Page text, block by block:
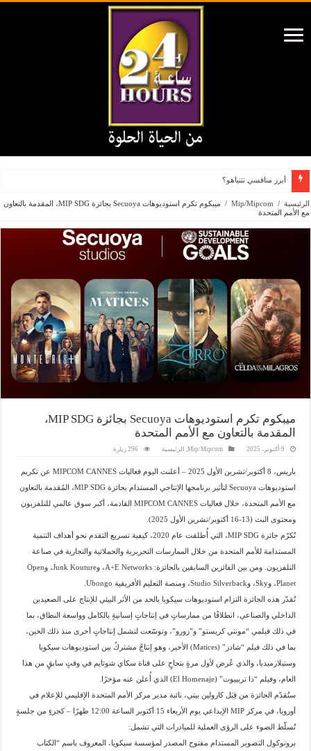
أبرز منافسي نتنياهو؟
الرئيسية /
Mip/Mipcom
/
ميبكوم تكرم استوديوهات Secuoya بجائزة MIP SDG، المقدمة بالتعاون
مع الأمم المتحدة
ميبكوم تكرم استوديوهات Secuoya بجائزة MIP SDG،
المقدمة بالتعاون مع الأمم المتحدة
9 أكتوبر، 2025 Mip/Mipcom
, الرئيسية 296 زيارة
باريس، 8 أكتوبر/تشرين الأول 2025 – أعلنت اليوم فعاليات MIPCOM CANNES عن تكريم
استوديوهات Secuoya لتأثير برنامجها الإنتاجي المستدام بجائزة MIP SDG، المُقدمة بالتعاون
مع الأمم المتحدة، خلال فعاليات MIPCOM CANNES القادمة، أكبر سوق عالمي للتلفزيون
ومحتوى البث (13-16 أكتوبر/تشرين الأول 2025).
تُكرّم جائزة MIP SDG، التي أُطلقت عام 2020، كيفية تسريع التقدم نحو أهداف التنمية
المستدامة للأمم المتحدة من خلال الممارسات التحريرية والحملاتية والتجارية في صناعة
التلفزيون. ومن بين الفائزين السابقين بالجائزة: A+E Networks، وJunk Kouture، وOpen
Planet، وSky، وStudio Silverback، ومنصة التعليم الأفريقية Ubongo.
تُقدّر هذه الجائزة التزام استوديوهات سيكويا بالحد من الأثر البيئي للإنتاج على الصعيدين
الداخلي والصناعي، انطلاقًا من ممارساتٍ في إنتاجاتٍ إسبانيةٍ بالكامل وواسعة النطاق، بما
في ذلك فيلمي “مونتي كريستو” و”زورو”، وتوسّعت لتشمل إنتاجاتٍ أخرى منذ ذلك الحين،
بما في ذلك فيلم “شادز” (Matices) الأخير، وهو إنتاجٌ مشتركٌ بين استوديوهات سيكويا
وستيلارميديا، والذي عُرض لأول مرةٍ بنجاحٍ على قناة سكاي شوتايم في وقتٍ سابقٍ من هذا
العام، وفيلم “ذا تريبيوت” (El Homenaje) الذي أُعلن عنه مؤخرًا.
ستُقدّم الجائزة من قِبَل كارولين بيتي، نائبة مدير مركز الأمم المتحدة الإقليمي للإعلام في
أوروبا، في مركز MIP الإبداعي يوم الأربعاء 15 أكتوبر الساعة 12:00 ظهرًا – كجزءٍ من جلسةٍ
تُسلّط الضوء على الرؤى العملية للمبادرات التي تشمل:
بروتوكول التصوير المستدام مفتوح المصدر لمؤسسة سيكويا، المعروف باسم “الكتاب